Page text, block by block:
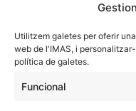
Utilitzem galetes per oferir
web de l'IMAS, i
política de galetes.
Funcional
Altres enllaços
Notícies
Seu electrònica del CiM
Avís legal
Protecció de Dades